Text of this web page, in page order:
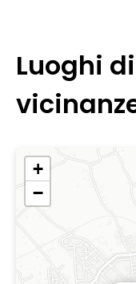
Luoghi
+
−